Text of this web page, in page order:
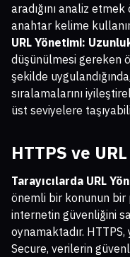
aradığını analiz
anahtar kelime
URL Yönetimi:
düşünülmesi gereken
şekilde
sıralamalarını
üst seviyelere
HTTPS ve
Tarayıcılarda URL
önemli bir konunun bir
internetin güvenliğini
oynamaktadır.
Secure, verilerin